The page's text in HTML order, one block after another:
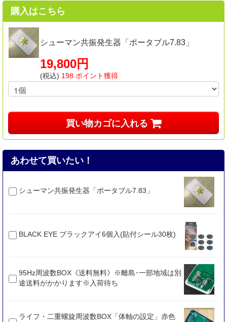
購入はこちら
シューマン共振発生器「ポータブル7.83」
19,800円
(税込) 198 ポイント獲得
買い物カゴに入れる
あわせて買いたい！
シューマン共振発生器「ポータブル7.83」
BLACK EYE ブラックアイ6個入(貼付シール30枚)
95Hz周波数BOX《送料無料》※離島･一部地域は別
途送料がかかります※入荷待ち
ライフ・二重螺旋周波数BOX「体軸の設定」赤色